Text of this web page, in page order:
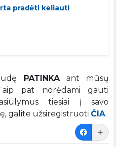
pradėti keliauti
PATINKAant mūsų
pat norėdami gauti
tiesiai į savo
galite užsiregistruoti ČIA.